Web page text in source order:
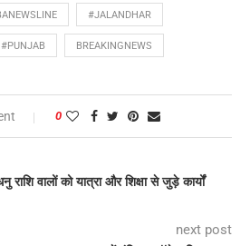
#JALANDHAR
#PUNJAB BREAKINGNEWS
0
वालों को यात्रा और शिक्षा से जुड़े कार्यों
next post